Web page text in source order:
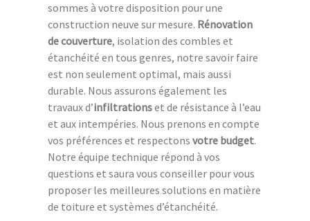
sommes à votre disposition pour une
construction neuve sur mesure. Rénovation
de couverture, isolation des combles et
étanchéité en tous genres, notre savoir faire
est non seulement optimal, mais aussi
durable. Nous assurons également les
travaux d’infiltrationset de résistance à l’eau
et aux intempéries. Nous prenons en compte
vos préférences et respectons votre budget.
Notre équipe technique répond à vos
questions et saura vous conseiller pour vous
proposer les meilleures solutions en matière
de toiture et systèmes d’étanchéité.